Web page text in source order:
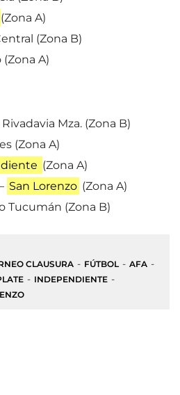
(Zona A)
(Zona B)
A)
Mza. (Zona B)
(Zona A)
(Zona A)
San Lorenzo (Zona A)
Tucumán (Zona B)
CLAUSURA FÚTBOL
AFA
INDEPENDIENTE